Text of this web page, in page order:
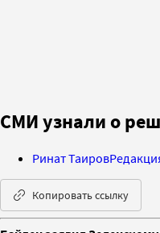
СМИ узнали о
Ринат Таиров
Копировать ссылку